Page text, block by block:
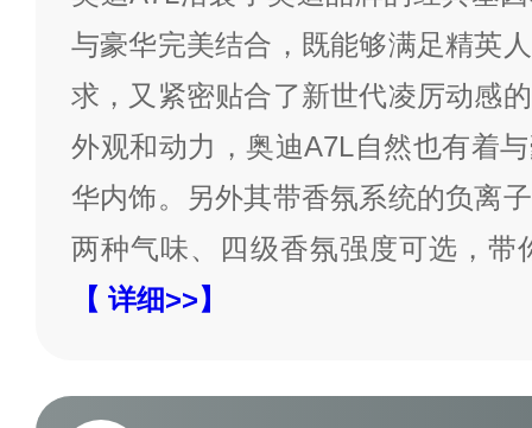
与豪华完美结合，既能够满足精英
求，又紧密贴合了新世代凌厉动感
外观和动力，奥迪A7L自然也有着
华内饰。另外其带香氛系统的负离
两种气味、四级香氛强度可选，带
【 详细>>】